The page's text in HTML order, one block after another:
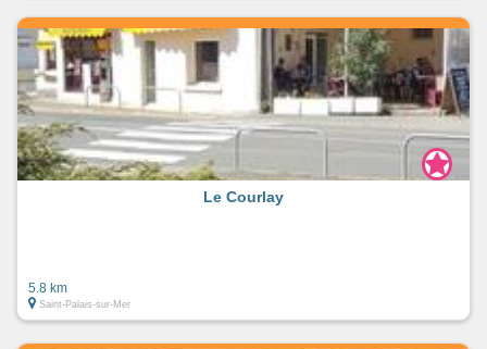
Le Courlay
5.8 km
Saint-Palais-sur-Mer